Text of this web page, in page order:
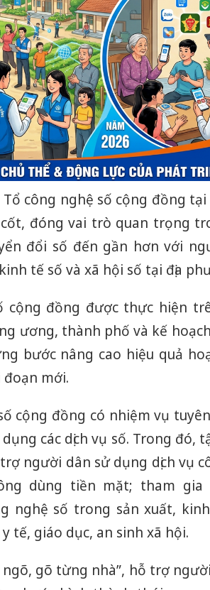
công nghệ số cộng đồng
đóng vai trò quan trọng
đổi số đến gần hơn với
tế số và xã hội số tại địa
cộng đồng được thực hiện
ương, thành phố và kế
bước nâng cao hiệu quả
mới.
cộng đồng có nhiệm vụ
các dịch vụ số. Trong đó,
người dân sử dụng dịch vụ
dùng tiền mặt; tham gia
nghệ số trong sản xuất,
tế, giáo dục, an sinh xã hội.
gõ từng nhà”, hỗ trợ